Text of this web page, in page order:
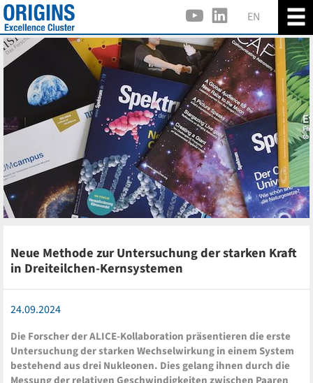
EN
Neue Methode zur Untersuchung der starken Kraft
in Dreiteilchen-Kernsystemen
24.09.2024
Die Forscher der ALICE-Kollaboration präsentieren die erste
Untersuchung der starken Wechselwirkung in einem System
bestehend aus drei Nukleonen. Dies gelang ihnen durch die